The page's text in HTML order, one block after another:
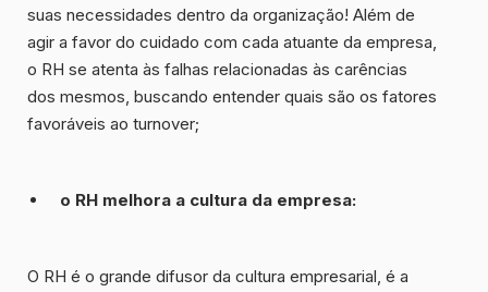
suas necessidades dentro da organização! Além de
agir a favor do cuidado com cada atuante da empresa,
o RH se atenta às falhas relacionadas às carências
dos mesmos, buscando entender quais são os fatores
favoráveis ao turnover;
o RH melhora a cultura da empresa:
O RH é o grande difusor da cultura empresarial, é a